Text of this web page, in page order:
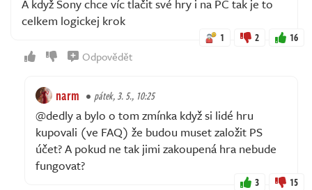
A když Sony chce víc tlačit své hry i na PC tak je to
celkem logickej krok
1 2 16
Odpovědět
narm pátek, 3. 5., 10:25
@dedly a bylo o tom zmínka když si lidé hru
kupovali (ve FAQ) že budou muset založit PS
účet? A pokud ne tak jimi zakoupená hra nebude
fungovat?
3 15